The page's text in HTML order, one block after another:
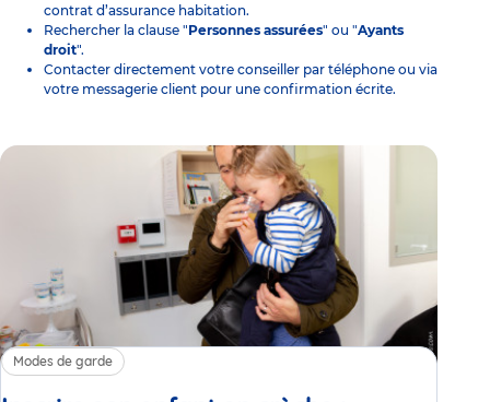
contrat d’assurance habitation.
Rechercher la clause "Personnes assurées" ou "Ayants
droit".
Contacter directement votre conseiller par téléphone ou via
votre messagerie client pour une confirmation écrite.
Modes de garde